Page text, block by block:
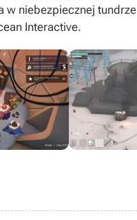
w niebezpiecznej tundrze
Interactive.